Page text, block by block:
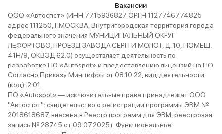
Вакансии
ООО «Автоспот» (ИНН 7715936827 ОРГН 1127746774825
адрес 111250, Г.МОСКВА, Внутригородская территория города
федерального значения МУНИЦИПАЛЬНЫЙ ОКРУГ
ЛЕФОРТОВО, ПРОЕЗД ЗАВОДА СЕРП И МОЛОТ, Д. 10, ПОМЕЩ.
41Н/9, ОКВЭД 62.0) осуществляет деятельность по
разработке ПО «Autospot» и предоставлению лицензий на ПО.
Согласно Приказу Минцифры от 08.10.22, вид деятельности
(код): 2.01.
ПО «Autospot» — исключительные права принадлежат ООО
"Автоспот": свидетельство о регистрации программы ЭВМ №
2018618687, внесена в Реестр программ для ЭВМ, реестровая
запись № 28745 от 09.07.2025 г. Функциональные